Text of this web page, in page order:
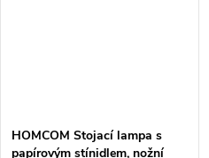
HOMCOM Stojací lampa s
papírovým stínidlem, nožní